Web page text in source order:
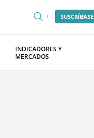
SUSCRÍBASE
INDICADORES Y
MERCADOS